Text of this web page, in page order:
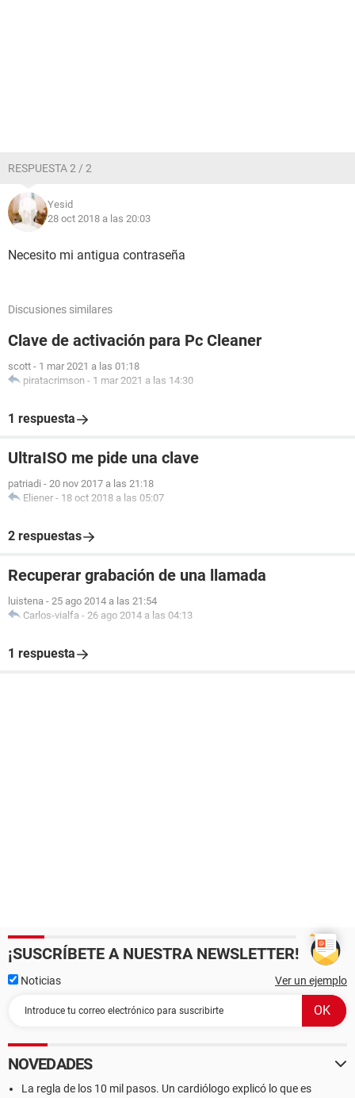
RESPUESTA 2 / 2
Yesid
28 oct 2018 a las 20:03
Necesito mi antigua contraseña
Discusiones similares
Clave de activación para Pc Cleaner
scott - 1 mar 2021 a las 01:18
piratacrimson - 1 mar 2021 a las 14:30
1 respuesta
UltraISO me pide una clave
patriadi - 20 nov 2017 a las 21:18
Eliener - 18 oct 2018 a las 05:07
2 respuestas
Recuperar grabación de una llamada
luistena - 25 ago 2014 a las 21:54
Carlos-vialfa - 26 ago 2014 a las 04:13
1 respuesta
¡SUSCRÍBETE A NUESTRA NEWSLETTER!
Noticias Ver un ejemplo
NOVEDADES
La regla de los 10 mil pasos. Un cardiólogo explicó lo que es